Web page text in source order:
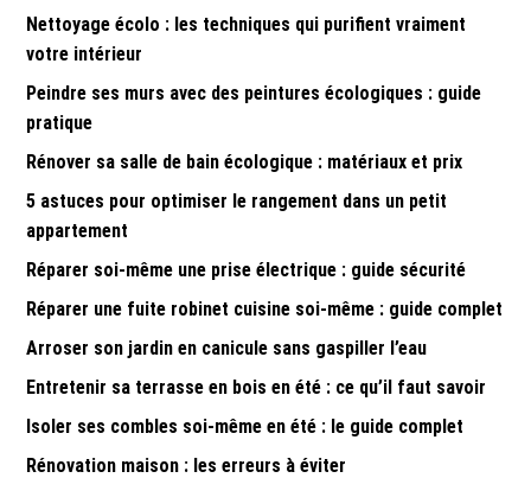
Nettoyage écolo : les techniques qui purifient vraiment
votre intérieur
Peindre ses murs avec des peintures écologiques : guide
pratique
Rénover sa salle de bain écologique : matériaux et prix
5 astuces pour optimiser le rangement dans un petit
appartement
Réparer soi-même une prise électrique : guide sécurité
Réparer une fuite robinet cuisine soi-même : guide complet
Arroser son jardin en canicule sans gaspiller l’eau
Entretenir sa terrasse en bois en été : ce qu’il faut savoir
Isoler ses combles soi-même en été : le guide complet
Rénovation maison : les erreurs à éviter